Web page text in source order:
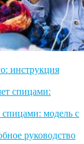
инструкция
спицами: модель с